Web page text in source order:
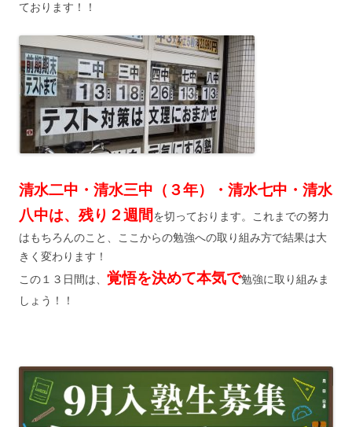
ております！！
清水二中・清水三中（３年）・清水七中・清水
八中は、残り２週間を切っております。これまでの努力
はもちろんのこと、ここからの勉強への取り組み方で結果は大
きく変わります！
この１３日間は、 覚悟を決めて本気で勉強に取り組みま
しょう！！